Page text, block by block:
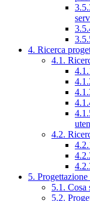
4. Ricerca
4.1.
4.2.
5.
5.1. Cosa
5.2.